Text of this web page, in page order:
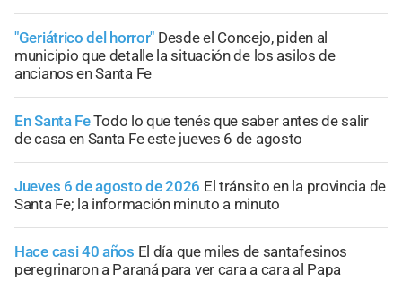
"Geriátrico del horror" Desde el Concejo, piden al
municipio que detalle la situación de los asilos de
ancianos en Santa Fe
En Santa FeTodo lo que tenés que saber antes de salir
de casa en Santa Fe este jueves 6 de agosto
Jueves 6 de agosto de 2026 El tránsito en la provincia de
Santa Fe; la información minuto a minuto
Hace casi 40 años El día que miles de santafesinos
peregrinaron a Paraná para ver cara a cara al Papa